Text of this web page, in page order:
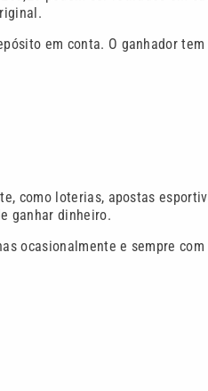
em conta. O ganhador tem
como loterias, apostas
ganhar dinheiro.
ocasionalmente e sempre com